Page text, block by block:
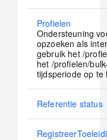
No
new
posts
Profielen
Ondersteuning
opzoeken als
gebruik het /
het /profielen/
tijdsperiode op
No
Referentie status
No